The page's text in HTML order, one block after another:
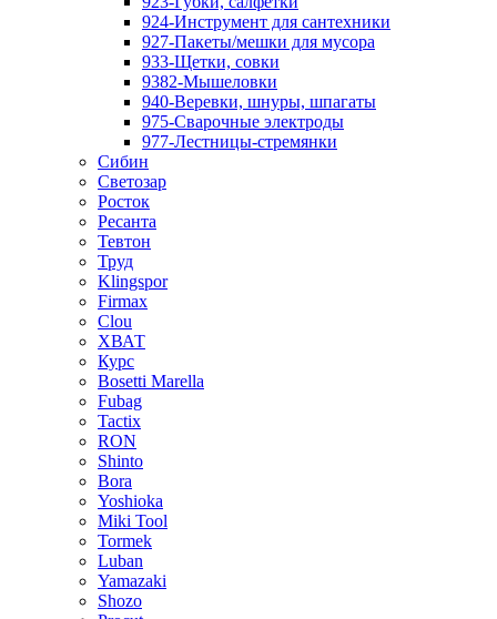
924-Инструмент для сантехники
927-Пакеты/мешки для мусора
933-Щетки, совки
9382-Мышеловки
940-Веревки, шнуры, шпагаты
975-Сварочные электроды
977-Лестницы-стремянки
Сибин
Светозар
Росток
Ресанта
Тевтон
Труд
Klingspor
Firmax
Clou
XВАТ
Курс
Bosetti Marella
Fubag
Tactix
RON
Shinto
Bora
Yoshioka
Miki Tool
Tormek
Luban
Yamazaki
Shozo